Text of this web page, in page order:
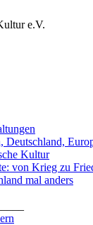
e.V.
Deutschland,
Kultur
von Krieg zu
mal anders